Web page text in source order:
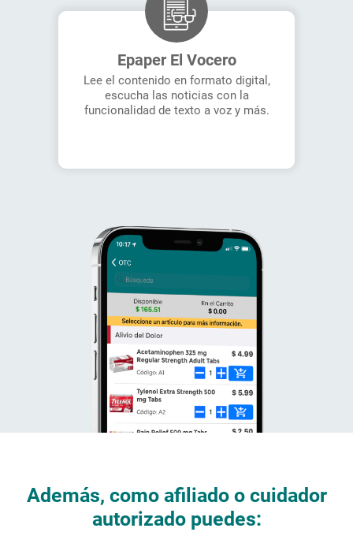
Epaper El Vocero
Lee el contenido en formato digital,
escucha las noticias con la
funcionalidad de texto a voz y más.
Además, como afiliado o cuidador
autorizado puedes: